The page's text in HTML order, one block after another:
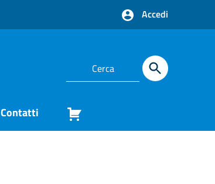
Accedi
Contatti